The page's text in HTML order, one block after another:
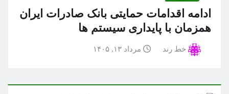
ادامه اقدامات حمایتی بانک صادرات ایران
همزمان با پایداری سیستم ها
خط رند مرداد ۱۳, ۱۴۰۵